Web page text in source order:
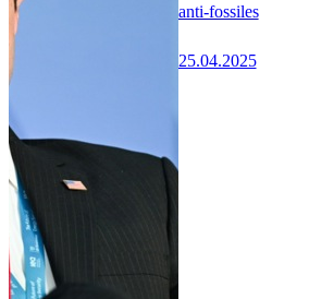
anti-fossiles
25.04.2025